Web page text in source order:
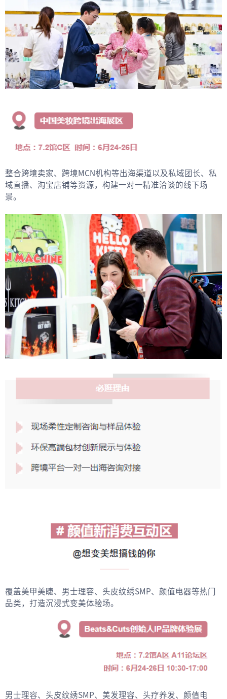
整合跨境卖家、跨境MCN机构等出海渠道以及私域团长、私
域直播、淘宝店铺等资源，构建一对一精准洽谈的线下场
景。
覆盖美甲美睫、男士理容、头皮纹绣SMP、颜值电器等热门
品类，打造沉浸式变美体验场。
男士理容、头皮纹绣SMP、美发理容、头疗养发、颜值电